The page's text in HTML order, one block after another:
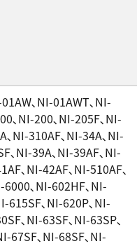
､NI-01AWT､NI-
､NI-200､NI-205F､NI-
､NI-310AF､NI-34A､NI-
､NI-39A､NI-39AF､NI-
､NI-42AF､NI-510AF､
､NI-602HF､NI-
615SF､NI-620P､NI-
､NI-63SF､NI-63SP､
67SF､NI-68SF､NI-